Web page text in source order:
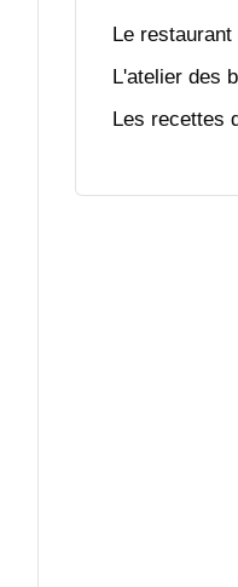
Le
L'atelier des
Les recettes